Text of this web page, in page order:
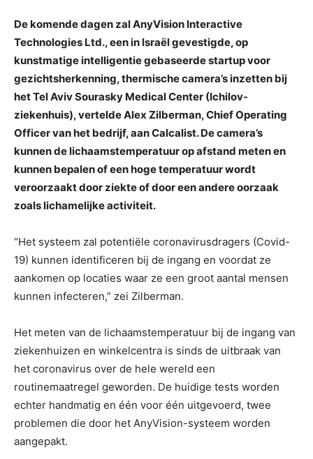
De komende dagen zal AnyVision Interactive
Technologies Ltd., een in Israël gevestigde, op
kunstmatige intelligentie gebaseerde startup voor
gezichtsherkenning, thermische camera’s inzetten bij
het Tel Aviv Sourasky Medical Center (Ichilov-
ziekenhuis), vertelde Alex Zilberman, Chief Operating
Officer van het bedrijf, aan Calcalist. De camera’s
kunnen de lichaamstemperatuur op afstand meten en
kunnen bepalen of een hoge temperatuur wordt
veroorzaakt door ziekte of door een andere oorzaak
zoals lichamelijke activiteit.
“Het systeem zal potentiële coronavirusdragers (Covid-
19) kunnen identificeren bij de ingang en voordat ze
aankomen op locaties waar ze een groot aantal mensen
kunnen infecteren,” zei Zilberman.
Het meten van de lichaamstemperatuur bij de ingang van
ziekenhuizen en winkelcentra is sinds de uitbraak van
het coronavirus over de hele wereld een
routinemaatregel geworden. De huidige tests worden
echter handmatig en één voor één uitgevoerd, twee
problemen die door het AnyVision-systeem worden
aangepakt.